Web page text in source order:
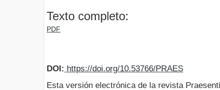
Texto completo:
PDF
DOI: https://doi.org/10.53766/PRAES
Esta versión electrónica de la revista